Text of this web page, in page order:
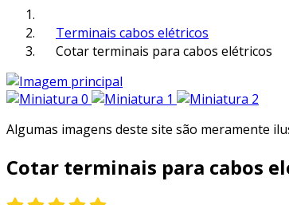
Terminais cabos elétricos
Cotar terminais para cabos elétricos
Algumas imagens deste site são meramente
Cotar terminais para cabos